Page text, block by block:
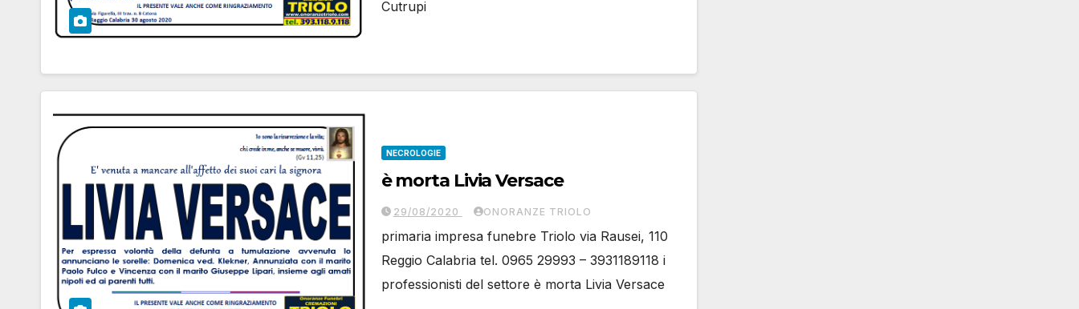
Cutrupi
NECROLOGIE
è morta Livia Versace
29/08/2020 ONORANZE TRIOLO
primaria impresa funebre Triolo via Rausei, 110
Reggio Calabria tel. 0965 29993 – 3931189118 i
professionisti del settore è morta Livia Versace